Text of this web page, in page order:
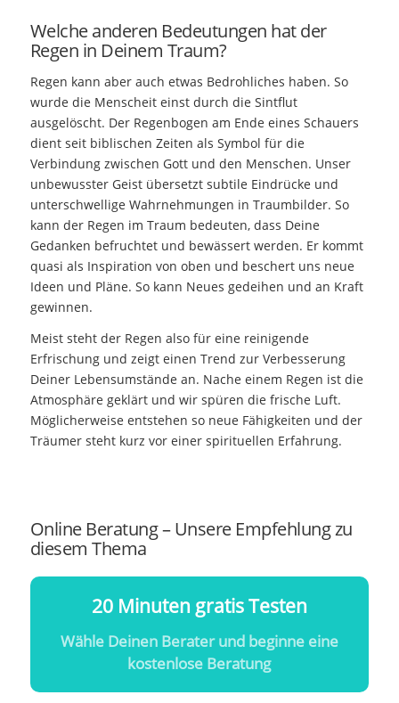
Welche anderen Bedeutungen hat der
Regen in Deinem Traum?
Regen kann aber auch etwas Bedrohliches haben. So
wurde die Menscheit einst durch die Sintflut
ausgelöscht. Der Regenbogen am Ende eines Schauers
dient seit biblischen Zeiten als Symbol für die
Verbindung zwischen Gott und den Menschen. Unser
unbewusster Geist übersetzt subtile Eindrücke und
unterschwellige Wahrnehmungen in Traumbilder. So
kann der Regen im Traum bedeuten, dass Deine
Gedanken befruchtet und bewässert werden. Er kommt
quasi als Inspiration von oben und beschert uns neue
Ideen und Pläne. So kann Neues gedeihen und an Kraft
gewinnen.
Meist steht der Regen also für eine reinigende
Erfrischung und zeigt einen Trend zur Verbesserung
Deiner Lebensumstände an. Nache einem Regen ist die
Atmosphäre geklärt und wir spüren die frische Luft.
Möglicherweise entstehen so neue Fähigkeiten und der
Träumer steht kurz vor einer spirituellen Erfahrung.
Online Beratung – Unsere Empfehlung zu
diesem Thema
20 Minuten gratis Testen
Wähle Deinen Berater und beginne eine
kostenlose Beratung